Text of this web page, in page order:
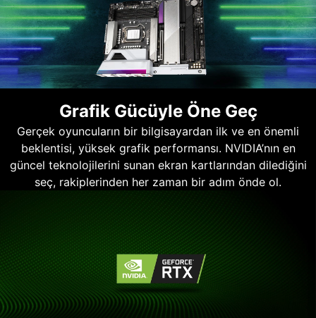
Grafik Gücüyle Öne Geç
Gerçek oyuncuların bir bilgisayardan ilk ve en önemli
beklentisi, yüksek grafik performansı. NVIDIA’nın en
güncel teknolojilerini sunan ekran kartlarından dilediğini
seç, rakiplerinden her zaman bir adım önde ol.